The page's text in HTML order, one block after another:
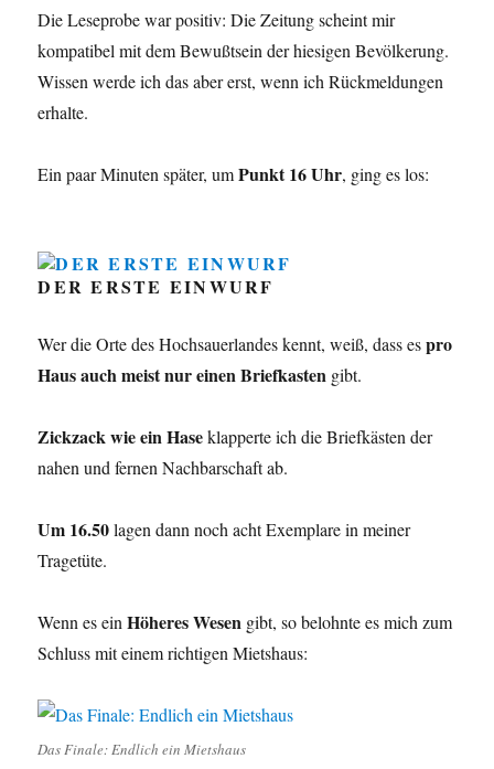
Die Leseprobe war positiv: Die Zeitung scheint mir
kompatibel mit dem Bewußtsein der hiesigen Bevölkerung.
Wissen werde ich das aber erst, wenn ich Rückmeldungen
erhalte.
Ein paar Minuten später, umPunkt 16 Uhr, ging es los:
DER ERSTE EINWURF
Wer die Orte des Hochsauerlandes kennt, weiß, dass espro
Haus auch meist nur einen Briefkasten gibt.
Zickzack wie ein Haseklapperte ich die Briefkästen der
nahen und fernen Nachbarschaft ab.
Um 16.50lagen dann noch acht Exemplare in meiner
Tragetüte.
Wenn es einHöheres Wesen gibt, so belohnte es mich zum
Schluss mit einem richtigen Mietshaus:
Das Finale: Endlich ein Mietshaus